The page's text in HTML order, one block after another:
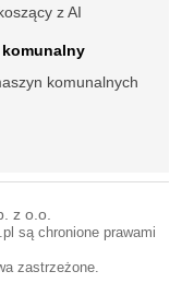
z AI
komunalny
komunalnych
z o.o.
są chronione prawami
zastrzeżone.